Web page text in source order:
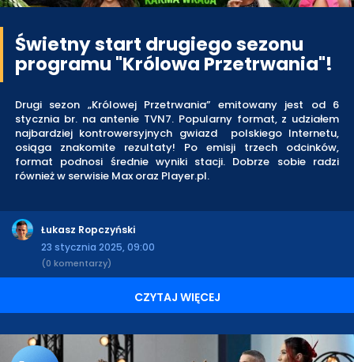
Świetny start drugiego sezonu
programu "Królowa Przetrwania"!
Drugi sezon „Królowej Przetrwania” emitowany jest od 6
stycznia br. na antenie TVN7. Popularny format, z udziałem
najbardziej kontrowersyjnych gwiazd polskiego Internetu,
osiąga znakomite rezultaty! Po emisji trzech odcinków,
format podnosi średnie wyniki stacji. Dobrze sobie radzi
również w serwisie Max oraz Player.pl.
Łukasz Ropczyński
23 stycznia 2025, 09:00
(0 komentarzy)
CZYTAJ WIĘCEJ